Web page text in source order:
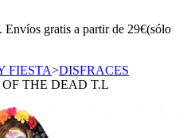
Envíos gratis a partir de 29€(sólo
FIESTA>DISFRACES
THE DEAD T.L